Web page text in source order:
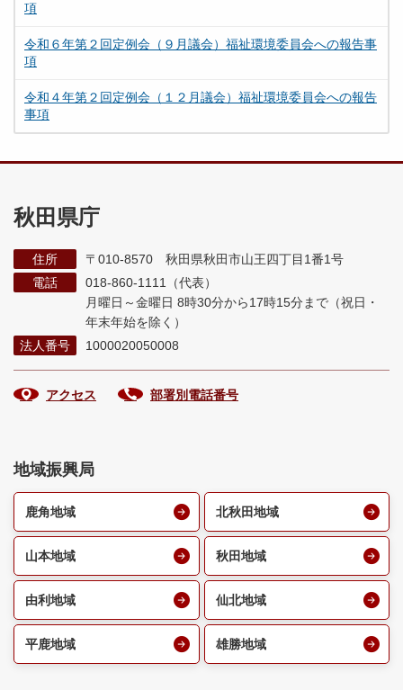
項
令和６年第２回定例会（９月議会）福祉環境委員会への報告事
項
令和４年第２回定例会（１２月議会）福祉環境委員会への報告
事項
秋田県庁
住所
〒010-8570 秋田県秋田市山王四丁目1番1号
電話
018-860-1111（代表）
月曜日～金曜日 8時30分から17時15分まで （祝日・
年末年始を除く）
法人番号
1000020050008
アクセス 部署別電話番号
地域振興局
鹿角地域 北秋田地域
山本地域 秋田地域
由利地域 仙北地域
平鹿地域 雄勝地域